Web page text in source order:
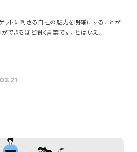
ットに刺さる自社の魅力を明確にすることが
ができるほど聞く言葉です。とはいえ、…